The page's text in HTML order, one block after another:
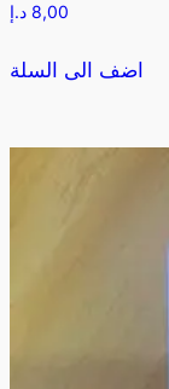
8,00 د.إ
اضف الى السلة